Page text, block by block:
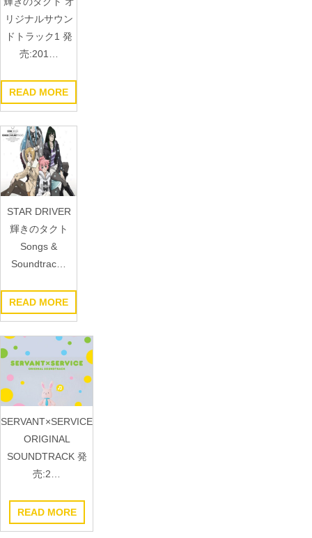
リジナルサウン
ドトラック1 発
売:201…
READ MORE
STAR DRIVER
輝きのタクト
Songs &
Soundtrac…
READ MORE
SERVANT×SERVICE
ORIGINAL
SOUNDTRACK 発
売:2…
READ MORE